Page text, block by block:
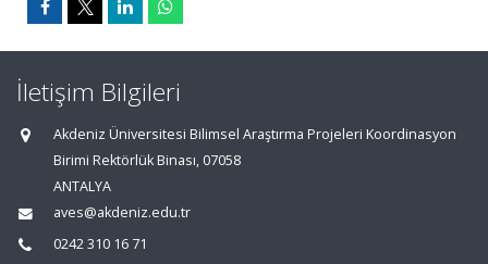
İletişim Bilgileri
Akdeniz Üniversitesi Bilimsel Araştırma Projeleri Koordinasyon
Birimi Rektörlük Binası, 07058
ANTALYA
aves@akdeniz.edu.tr
0242 310 16 71